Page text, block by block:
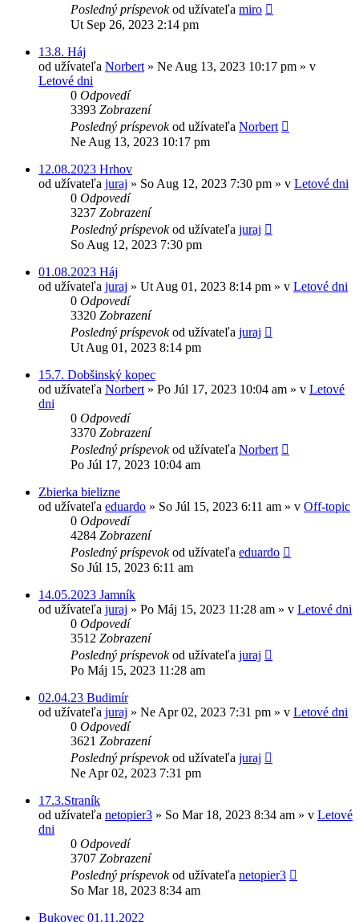
Posledný príspevokod užívateľa miro
Ut Sep 26, 2023 2:14 pm
13.8. Háj
od užívateľa Norbert » Ne Aug 13, 2023 10:17 pm » v
Letové dni
0 Odpovedí
3393 Zobrazení
Posledný príspevokod užívateľa Norbert
Ne Aug 13, 2023 10:17 pm
12.08.2023 Hrhov
od užívateľa juraj » So Aug 12, 2023 7:30 pm » v Letové dni
0 Odpovedí
3237 Zobrazení
Posledný príspevokod užívateľa juraj
So Aug 12, 2023 7:30 pm
01.08.2023 Háj
od užívateľa juraj » Ut Aug 01, 2023 8:14 pm » v Letové dni
0 Odpovedí
3320 Zobrazení
Posledný príspevokod užívateľa juraj
Ut Aug 01, 2023 8:14 pm
15.7. Dobšinský kopec
od užívateľa Norbert » Po Júl 17, 2023 10:04 am » v Letové
dni
0 Odpovedí
3370 Zobrazení
Posledný príspevokod užívateľa Norbert
Po Júl 17, 2023 10:04 am
Zbierka bielizne
od užívateľa eduardo » So Júl 15, 2023 6:11 am » v Off-topic
0 Odpovedí
4284 Zobrazení
Posledný príspevokod užívateľa eduardo
So Júl 15, 2023 6:11 am
14.05.2023 Jamník
od užívateľa juraj » Po Máj 15, 2023 11:28 am » v Letové dni
0 Odpovedí
3512 Zobrazení
Posledný príspevokod užívateľa juraj
Po Máj 15, 2023 11:28 am
02.04.23 Budimír
od užívateľa juraj » Ne Apr 02, 2023 7:31 pm » v Letové dni
0 Odpovedí
3621 Zobrazení
Posledný príspevokod užívateľa juraj
Ne Apr 02, 2023 7:31 pm
17.3.Straník
od užívateľa netopier3 » So Mar 18, 2023 8:34 am » v Letové
dni
0 Odpovedí
3707 Zobrazení
Posledný príspevokod užívateľa netopier3
So Mar 18, 2023 8:34 am
Bukovec 01.11.2022